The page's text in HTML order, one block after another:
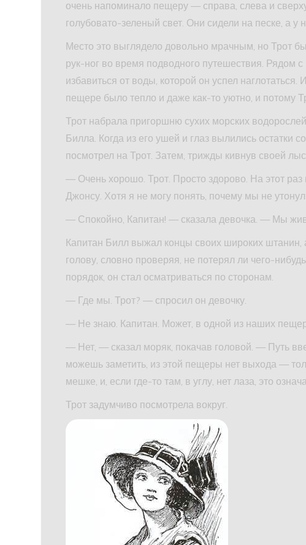
очень напоминало пещеру — справа, слева и
голубовато-зеленый свет. Они сидели на песке, а у
Место это выглядело довольно мрачным, но Трот
рук-ног во время подводного путешествия. Рядом
избавиться от воды, которой он успел
пещере было тепло и даже как-то уютно, и потому
Трот набрала пригоршню сухих морских
Билла. Когда из его ушей и глаз вылились остатки
посмотрел на Трот. Затем, трижды кивнув своей
— Очень хорошо. Трот. Просто здорово. На этот
Джонсу. Хотя я не могу понять, почему мы не
— Спокойно, Капитан! — сказала девочка. — Мы
Капитан Билл выжал концы своих широких штанин,
голову, словно проверяя, не потерял ли чего-
порядок, он стал осматриваться по сторонам.
— Где мы. Трот? — спросил он девочку.
— Не знаю. Капитан. Может, в одной из наших
— Нет, — сказал моряк, покачав головой. — Путь
можешь заметить, из этой пещеры нет выхода —
мешке, и, если где-то там, в углу, нет лаза, это
Трот задумчиво посмотрела вокруг.